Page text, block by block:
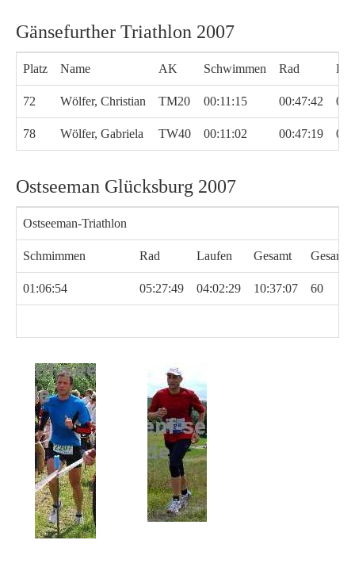
Gänsefurther Triathlon 2007
Platz Name AK Schwimmen Rad
72 Wölfer, Christian TM20 00:11:15 00:47:42
78 Wölfer, Gabriela TW40 00:11:02 00:47:19
Ostseeman Glücksburg 2007
Ostseeman-Triathlon
Schmimmen Rad Laufen Gesamt
01:06:54 05:27:49 04:02:29 10:37:07 60